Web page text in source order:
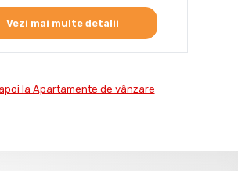
Vezi mai multe detalii
la Apartamente de vânzare